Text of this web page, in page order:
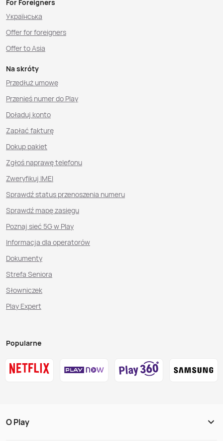
For Foreigners
Українська
Offer for foreigners
Offer to Asia
Na skróty
Przedłuż umowę
Przenieś numer do Play
Doładuj konto
Zapłać fakturę
Dokup pakiet
Zgłoś naprawę telefonu
Zweryfikuj IMEI
Sprawdź status przenoszenia numeru
Sprawdź mapę zasięgu
Poznaj sieć 5G w Play
Informacja dla operatorów
Dokumenty
Strefa Seniora
Słowniczek
Play Expert
Popularne
O Play